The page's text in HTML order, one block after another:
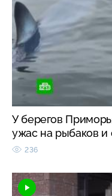
У берегов
ужас на рыбаков
236